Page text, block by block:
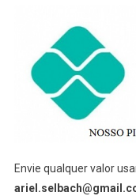
Envie qualquer valor